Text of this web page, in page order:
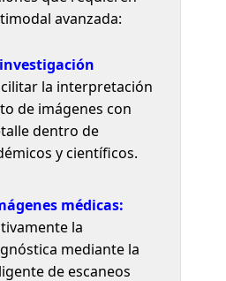
avanzada:
la interpretación
de imágenes con
dentro de
y científicos.
médicas:
la
mediante la
de escaneos